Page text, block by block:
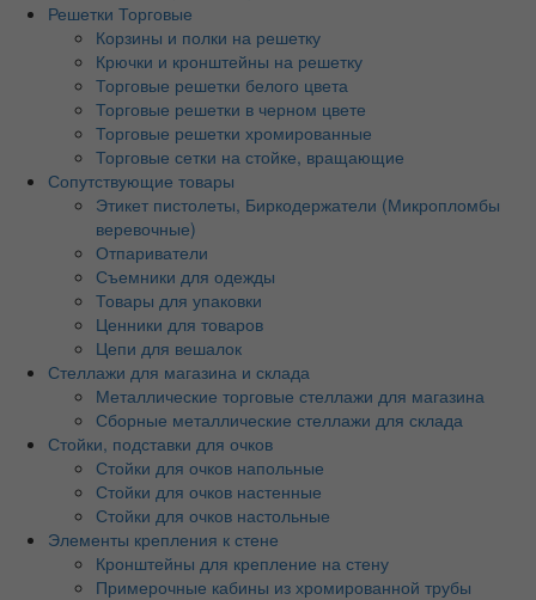
Решетки Торговые
Корзины и полки на решетку
Крючки и кронштейны на решетку
Торговые решетки белого цвета
Торговые решетки в черном цвете
Торговые решетки хромированные
Торговые сетки на стойке, вращающие
Сопутствующие товары
Этикет пистолеты, Биркодержатели (Микропломбы
веревочные)
Отпариватели
Съемники для одежды
Товары для упаковки
Ценники для товаров
Цепи для вешалок
Стеллажи для магазина и склада
Металлические торговые стеллажи для магазина
Сборные металлические стеллажи для склада
Стойки, подставки для очков
Стойки для очков напольные
Стойки для очков настенные
Стойки для очков настольные
Элементы крепления к стене
Кронштейны для крепление на стену
Примерочные кабины из хромированной трубы